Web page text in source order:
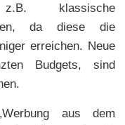
klassische
da diese die
erreichen. Neue
Budgets, sind
aus dem